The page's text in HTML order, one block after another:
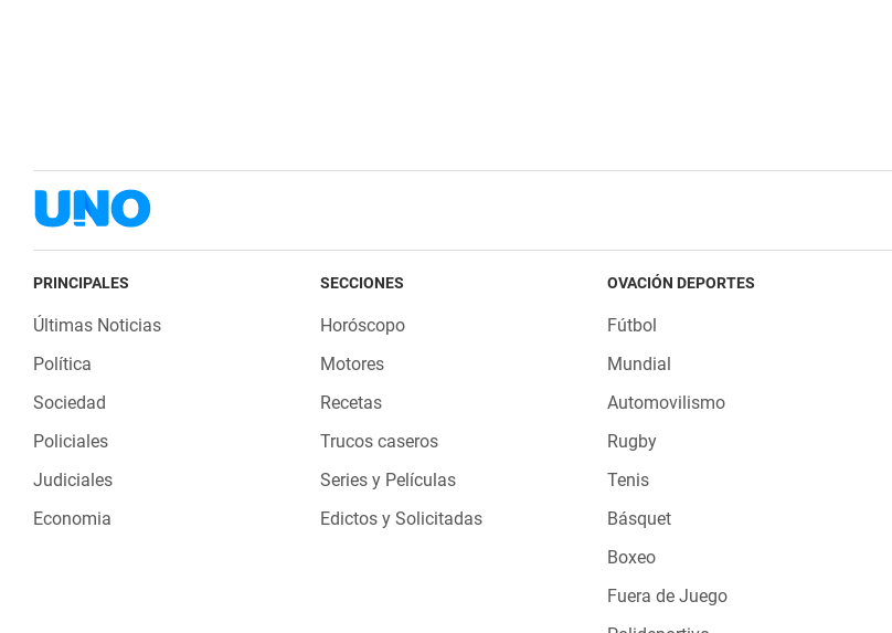
PRINCIPALES
Últimas Noticias
Política
Sociedad
Policiales
Judiciales
Economia
SECCIONES
Horóscopo
Motores
Recetas
Trucos caseros
Series y Películas
Edictos y Solicitadas
OVACIÓN DEPORTES
Fútbol
Mundial
Automovilismo
Rugby
Tenis
Básquet
Boxeo
Fuera de Juego